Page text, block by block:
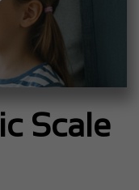
Scale